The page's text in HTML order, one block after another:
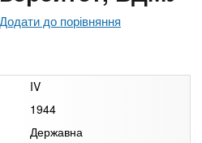
Додати до порівняння
IV
1944
Державна